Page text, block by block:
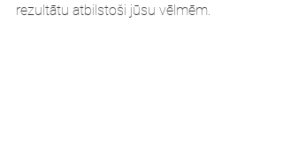
rezultātu atbilstoši jūsu vēlmēm.